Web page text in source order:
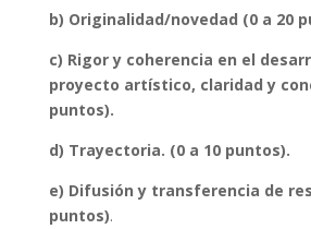
b) Originalidad/novedad (0 a 20
c) Rigor y coherencia en el
proyecto artístico, claridad y
puntos).
d) Trayectoria. (0 a 10 puntos).
e) Difusión y transferencia de
puntos).